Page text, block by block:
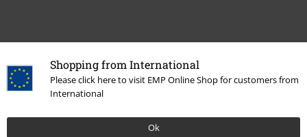
Shopping from International
Please click here to visit EMP Online Shop for customers from
International
Ok
Čiapky Beanies